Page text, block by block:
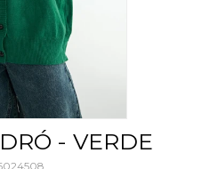
- VERDE